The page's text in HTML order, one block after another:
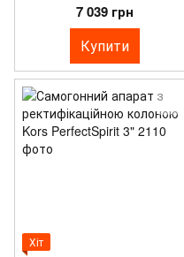
7 039 грн
Купити
Хіт